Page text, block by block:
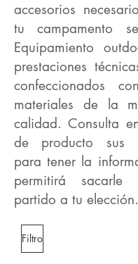
accesorios
tu campamento
Equipamiento
prestaciones
confeccionados
materiales de la
calidad. Consulta
de producto sus
para tener la
permitirá sacarle
partido a tu elección.
Filtro